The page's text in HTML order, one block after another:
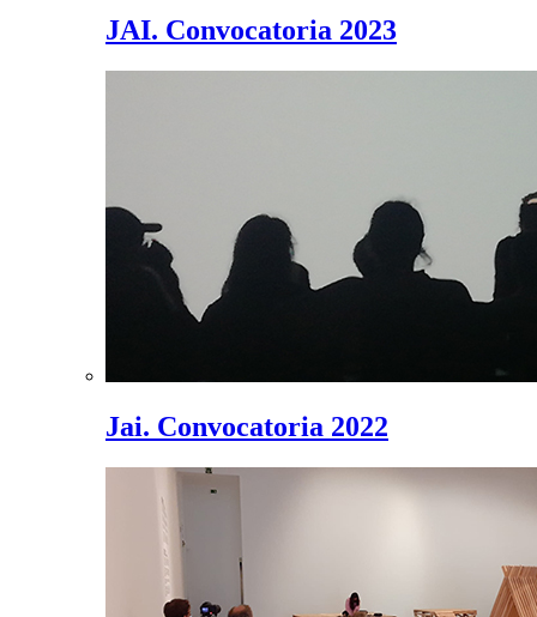
JAI. Convocatoria 2023
Jai. Convocatoria 2022